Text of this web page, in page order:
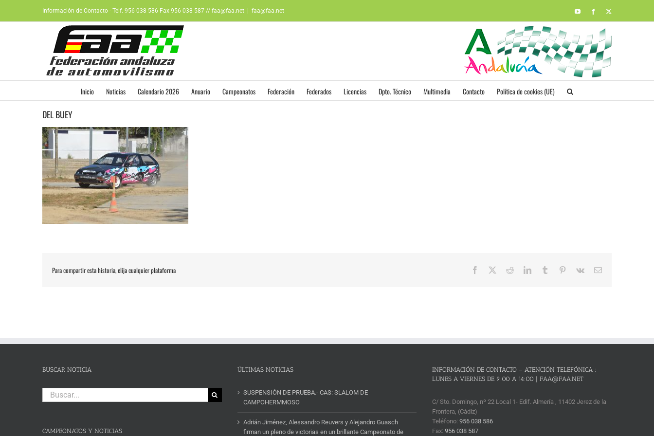
contenido
Información de Contacto - Telf. 956 038 586 Fax 956 038 587 // faa@faa.net faa@faa.net YouTubeFacebook
Inicio Noticias Calendario 2026 Anuario Campeonatos Federación Federados Licencias Dpto. Técnico Multimedia Contacto Política de cookies (UE)
DEL BUEY
Para compartir esta historia, elija cualquier plataforma Facebook RedditLinkedInTumblr Pinterest
Vk
Correo
BUSCAR NOTICIA
Buscar:
CAMPEONATOS Y NOTICIAS
ÚLTIMAS NOTICIAS
SUSPENSIÓN DE PRUEBA.- CAS: SLALOM DE
CAMPOHERMMOSO
Adrián Jiménez, Alessandro Reuvers y Alejandro Guasch
firman un pleno de victorias en un brillante Campeonato de
INFORMACIÓN DE CONTACTO – ATENCIÓN TELEFÓNICA :
LUNES A VIERNES DE 9:00 A 14:00 | FAA@FAA.NET
C/ Sto. Domingo, nº 22 Local 1- Edif. Almería , 11402 Jerez de la
Frontera, (Cádiz)
Teléfono:956 038 586
Fax:956 038 587